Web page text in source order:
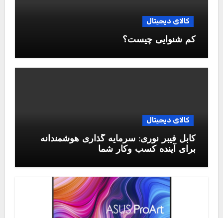
کالای دیجیتال
کم شنوایی چیست؟
کالای دیجیتال
کابل فیبر نوری: سرمایه گذاری هوشمندانه
برای آینده کسب وکار شما